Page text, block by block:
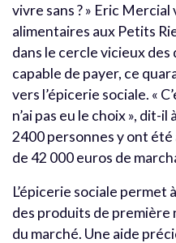
vivre sans ? » Eric
alimentaires aux Petits
dans le cercle vicieux des
capable de payer, ce
vers l’épicerie sociale. «
n’ai pas eu le choix », dit-
2400 personnes y ont
de 42 000 euros de
L’épicerie sociale permet
des produits de première
du marché. Une aide